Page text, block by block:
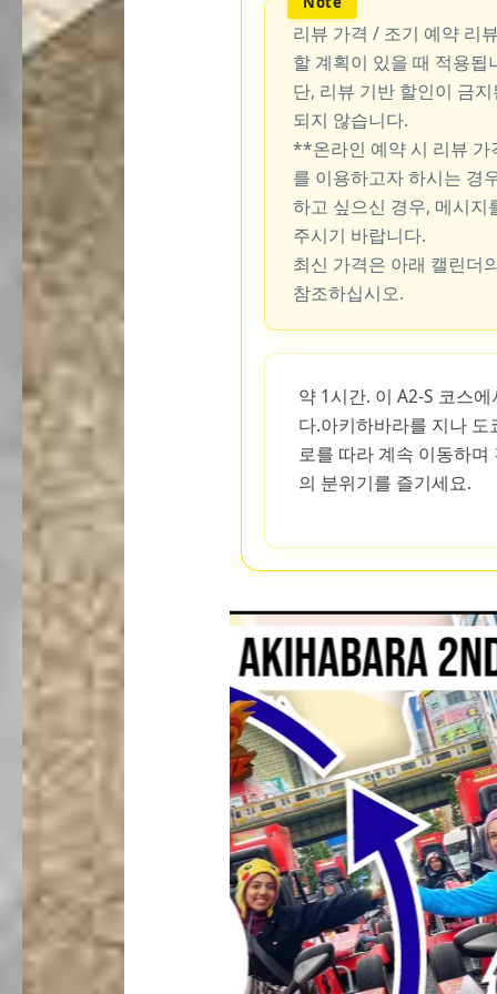
리뷰 가격 / 조기 예약 리
할 계획이 있을 때 적용됩
단, 리뷰 기반 할인이 금
되지 않습니다.
**온라인 예약 시 리뷰 가
를 이용하고자 하시는 경
하고 싶으신 경우, 메시지
주시기 바랍니다.
최신 가격은 아래 캘린더
참조하십시오.
약 1시간. 이 A2-S 코스
다.아키하바라를 지나
로를 따라 계속 이동하
의 분위기를 즐기세요.